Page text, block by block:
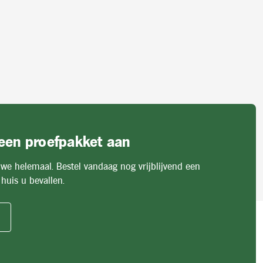
proefpakket aan
helemaal. Bestel vandaag nog vrijblijvend een
u bevallen.